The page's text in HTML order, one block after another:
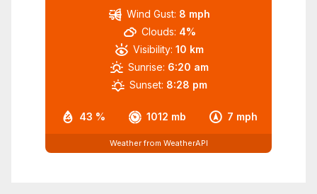
43 % 1012 mb 7 mph
Wind Gust: 8 mph
Clouds: 4%
Visibility: 10 km
Sunrise: 6:20 am
Sunset: 8:28 pm
Weather from WeatherAPI